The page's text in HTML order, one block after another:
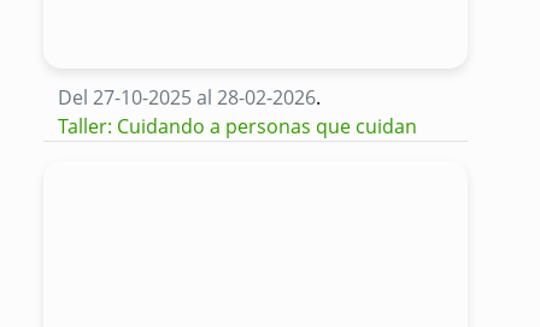
Del 27-10-2025 al 28-02-2026.
Taller: Cuidando a personas que cuidan